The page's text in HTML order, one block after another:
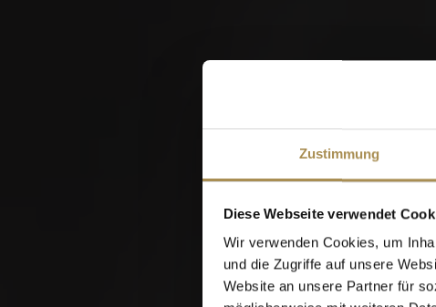
Zustimmung
Diese Webseite verwendet
Wir verwenden Cookies, um
und die Zugriffe auf unsere
Website an unsere Partner für